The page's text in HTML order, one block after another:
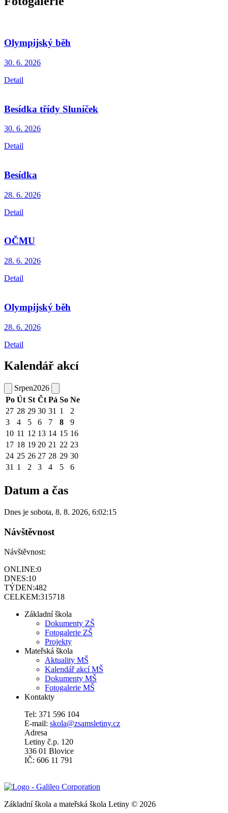
Olympijský běh
30. 6. 2026
Detail
Besídka třídy Sluníček
30. 6. 2026
Detail
Besídka
28. 6. 2026
Detail
OČMU
28. 6. 2026
Detail
Olympijský běh
28. 6. 2026
Detail
Kalendář akcí
Srpen2026
Po Út St Čt Pá So Ne
27 28 29 30 31 1
2
3
4 5 6 7 8
9
10 11 12 13 14 15 16
17 18 19 20 21 22 23
24 25 26 27 28 29 30
31 1 2 3 4 5 6
Datum a čas
Dnes je sobota, 8. 8. 2026, 6:02:15
Návštěvnost
Návštěvnost:
ONLINE:0
DNES:10
TÝDEN:482
CELKEM:315718
Základní škola
Dokumenty ZŠ
Fotogalerie ZŠ
Projekty
Mateřská škola
Aktuality MŠ
Kalendář akcí MŠ
Dokumenty MŠ
Fotogalerie MŠ
Kontakty
Tel: 371 596 104
E-mail: skola@zsamsletiny.cz
Adresa
Letiny č.p. 120
336 01 Blovice
IČ: 606 11 791
Základní škola a mateřská škola Letiny © 2026